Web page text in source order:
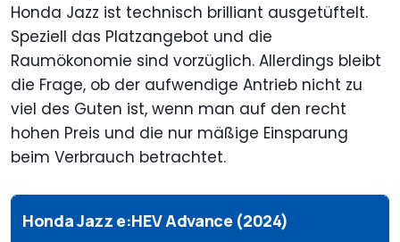
Honda Jazz ist technisch brilliant ausgetüftelt.
Speziell das Platzangebot und die
Raumökonomie sind vorzüglich. Allerdings bleibt
die Frage, ob der aufwendige Antrieb nicht zu
viel des Guten ist, wenn man auf den recht
hohen Preis und die nur mäßige Einsparung
beim Verbrauch betrachtet.
Honda Jazz e:HEV Advance (2024)